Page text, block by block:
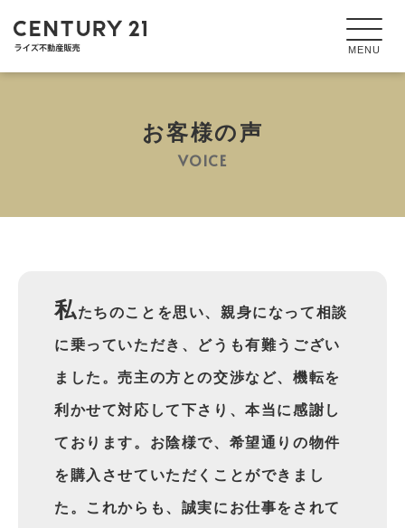
お客様の声
VOICE
私たちのことを思い、親身になって相談
に乗っていただき、どうも有難うござい
ました。売主の方との交渉など、機転を
利かせて対応して下さり、本当に感謝し
ております。お陰様で、希望通りの物件
を購入させていただくことができまし
た。これからも、誠実にお仕事をされて